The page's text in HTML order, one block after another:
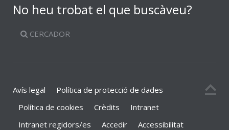
No heu trobat el que buscàveu?
CERCADOR
Avís legal
Política de protecció de dades
Política de cookies
Crèdits
Intranet
Intranet regidors/es
Accedir
Accessibilitat